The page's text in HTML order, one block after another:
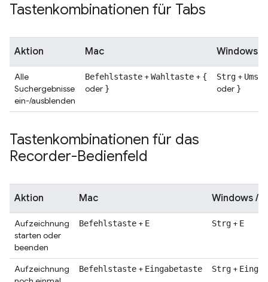
Tastenkombinationen für Tabs
Aktion Mac Windows /
Alle
Suchergebnisse
ein-/ausblenden
Befehlstaste +Wahltaste + {
oder }
Strg +
oder }
Tastenkombinationen für das
Recorder-Bedienfeld
Aktion Mac Windows /
Aufzeichnung
starten oder
beenden
Befehlstaste + E Strg + E
Aufzeichnung
Befehlstaste + Eingabetaste Strg +